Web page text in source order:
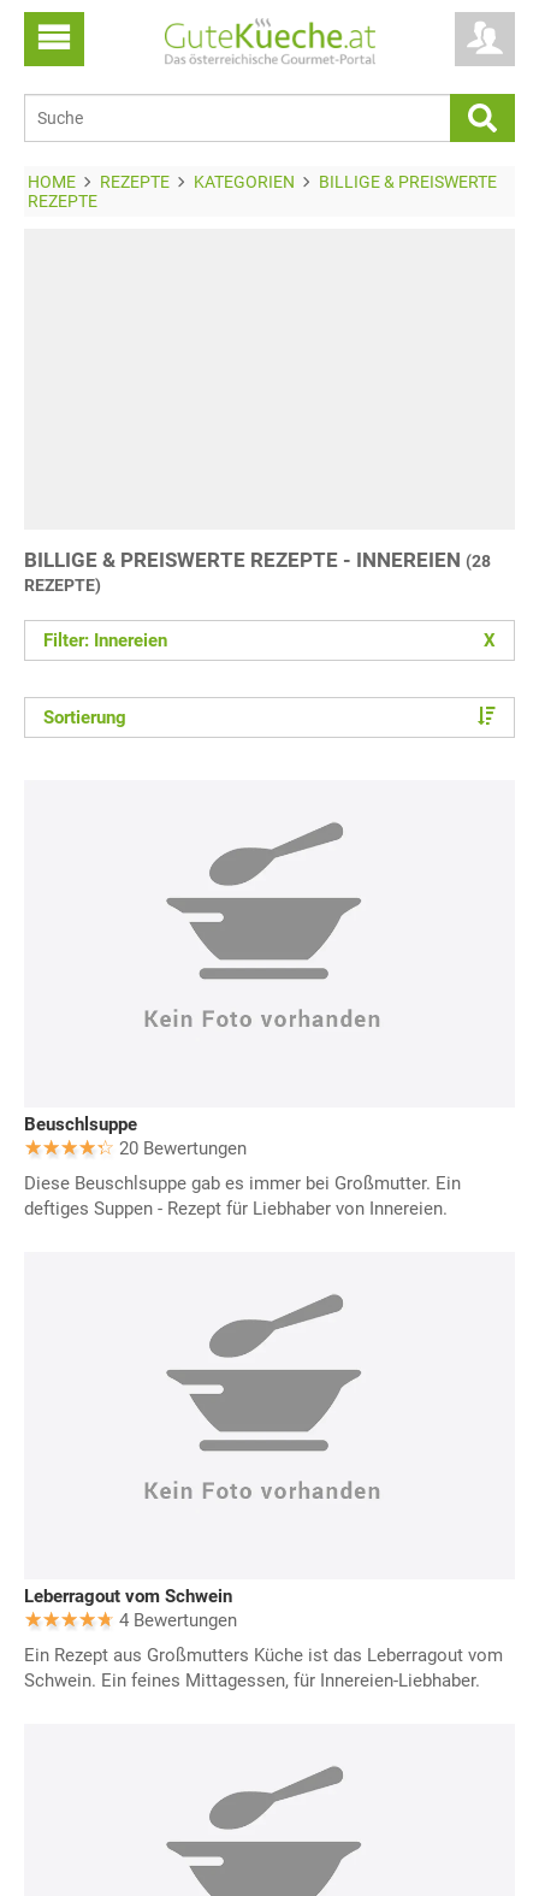
HOME REZEPTE KATEGORIEN
BILLIGE & PREISWERTE
REZEPTE
BILLIGE & PREISWERTE REZEPTE - INNEREIEN (28
REZEPTE)
Filter: Innereien X
Sortierung
Beuschlsuppe
20 Bewertungen
Diese Beuschlsuppe gab es immer bei Großmutter. Ein
deftiges Suppen - Rezept für Liebhaber von Innereien.
Leberragout vom Schwein
4 Bewertungen
Ein Rezept aus Großmutters Küche ist das Leberragout vom
Schwein. Ein feines Mittagessen, für Innereien-Liebhaber.